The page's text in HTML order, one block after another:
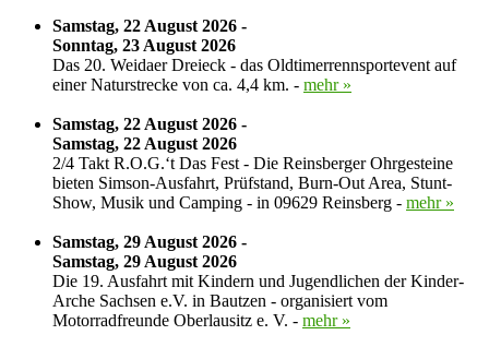
Samstag, 22 August 2026 -
Sonntag, 23 August 2026
Das 20. Weidaer Dreieck - das Oldtimerrennsportevent auf
einer Naturstrecke von ca. 4,4 km. - mehr »
Samstag, 22 August 2026 -
Samstag, 22 August 2026
2/4 Takt R.O.G.‘t Das Fest - Die Reinsberger Ohrgesteine
bieten Simson-Ausfahrt, Prüfstand, Burn-Out Area, Stunt-
Show, Musik und Camping - in 09629 Reinsberg - mehr »
Samstag, 29 August 2026 -
Samstag, 29 August 2026
Die 19. Ausfahrt mit Kindern und Jugendlichen der Kinder-
Arche Sachsen e.V. in Bautzen - organisiert vom
Motorradfreunde Oberlausitz e. V. - mehr »